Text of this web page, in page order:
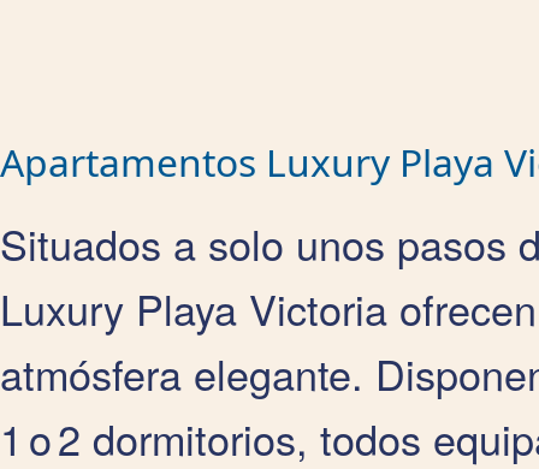
Apartamentos Luxury Playa
Situados a solo unos pasos
Luxury Playa Victoria
atmósfera elegante.
1 o 2 dormitorios, todos